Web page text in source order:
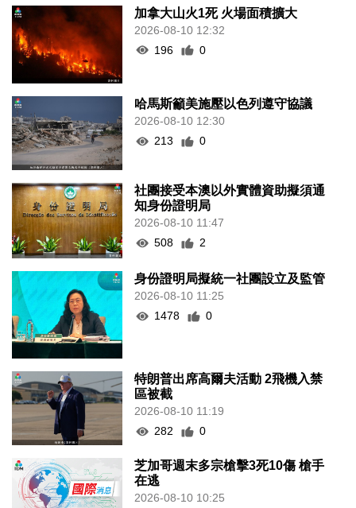
加拿大山火1死 火場面積擴大
2026-08-10 12:32
196
0
哈馬斯籲美施壓以色列遵守協議
2026-08-10 12:30
213
0
社團接受本澳以外實體資助擬須通
知身份證明局
2026-08-10 11:47
508
2
身份證明局擬統一社團設立及監管
2026-08-10 11:25
1478
0
特朗普出席高爾夫活動 2飛機入禁
區被截
2026-08-10 11:19
282
0
芝加哥週末多宗槍擊3死10傷 槍手
在逃
2026-08-10 10:25